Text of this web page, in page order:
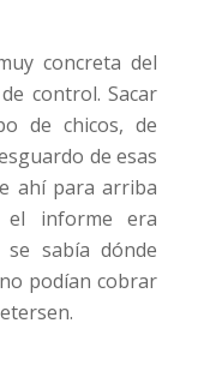
concreta del
control. Sacar
de chicos, de
de esas
ahí para arriba
el informe era
sabía dónde
podían cobrar